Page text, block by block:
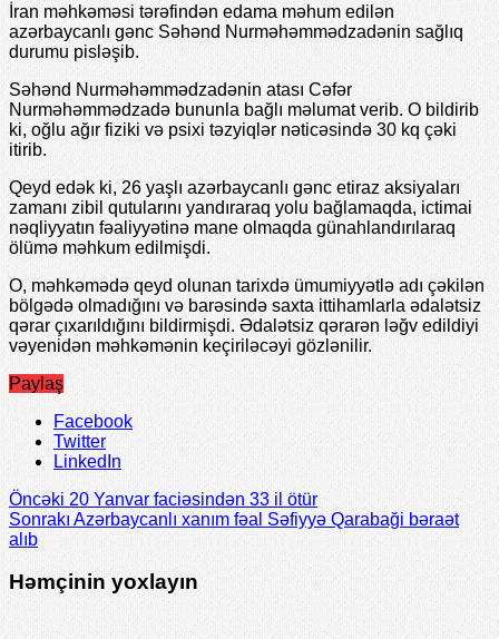
İran məhkəməsi tərəfindən edama məhum edilən
azərbaycanlı gənc Səhənd Nurməhəmmədzadənin sağlıq
durumu pisləşib.
Səhənd Nurməhəmmədzadənin atası Cəfər
Nurməhəmmədzadə bununla bağlı məlumat verib. O bildirib
ki, oğlu ağır fiziki və psixi təzyiqlər nəticəsində 30 kq çəki
itirib.
Qeyd edək ki, 26 yaşlı azərbaycanlı gənc etiraz aksiyaları
zamanı zibil qutularını yandıraraq yolu bağlamaqda, ictimai
nəqliyyatın fəaliyyətinə mane olmaqda günahlandırılaraq
ölümə məhkum edilmişdi.
O, məhkəmədə qeyd olunan tarixdə ümumiyyətlə adı çəkilən
bölgədə olmadığını və barəsində saxta ittihamlarla ədalətsiz
qərar çıxarıldığını bildirmişdi. Ədalətsiz qərarən ləğv edildiyi
vəyenidən məhkəmənin keçiriləcəyi gözlənilir.
Paylaş
Facebook
Twitter
LinkedIn
Öncəki 20 Yanvar faciəsindən 33 il ötür
Sonrakı Azərbaycanlı xanım fəal Səfiyyə Qarabaği bəraət
alıb
Həmçinin yoxlayın